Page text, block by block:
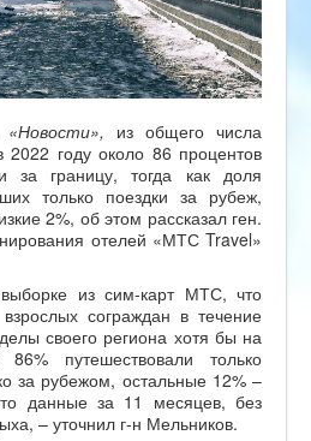
из общего числа
2022 году около 86 процентов
за границу, тогда как доля
только поездки за рубеж,
2%, об этом рассказал ген.
отелей «МТС Travel»
из сим-карт МТС, что
сограждан в течение
своего региона хотя бы на
путешествовали только
за рубежом, остальные 12% –
данные за 11 месяцев, без
– уточнил г-н Мельников.